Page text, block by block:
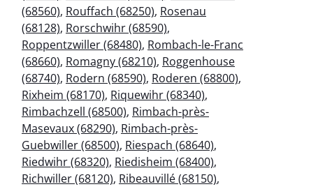
(68560), Rouffach (68250), Rosenau
(68128), Rorschwihr (68590),
Roppentzwiller (68480), Rombach-le-Franc
(68660), Romagny (68210), Roggenhouse
(68740), Rodern (68590), Roderen (68800),
Rixheim (68170), Riquewihr (68340),
Rimbachzell (68500), Rimbach-près-
Masevaux (68290), Rimbach-près-
Guebwiller (68500), Riespach (68640),
Riedwihr (68320), Riedisheim (68400),
Richwiller (68120), Ribeauvillé (68150),